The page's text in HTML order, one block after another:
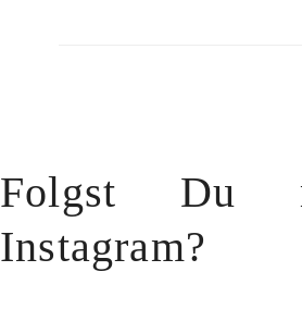
Folgst Du
Instagram?